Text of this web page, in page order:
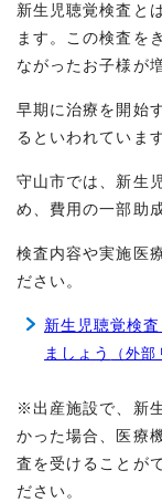
新生児聴覚検査と
ます。この検査を
ながったお子様が
早期に治療を開始
るといわれています
守山市では、新生
め、費用の一部助
検査内容や実施医
ださい。
新生児聴覚検
ましょう
（外部
※出産施設で、新
かった場合、医療
査を受けることが
ださい。